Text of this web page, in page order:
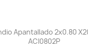
Apantallado 2x0.80
ACI0802P